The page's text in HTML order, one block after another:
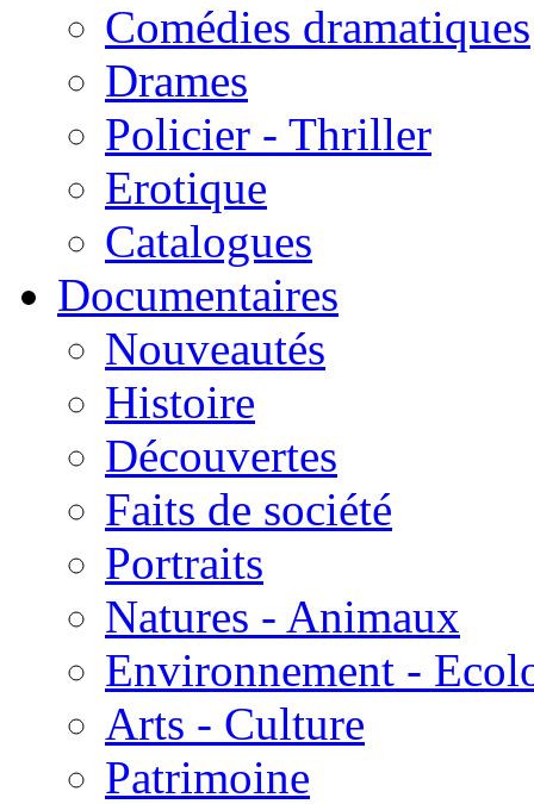
Comédies dramatiques
Drames
Policier - Thriller
Erotique
Catalogues
Documentaires
Nouveautés
Histoire
Découvertes
Faits de société
Portraits
Natures - Animaux
Environnement -
Arts - Culture
Patrimoine